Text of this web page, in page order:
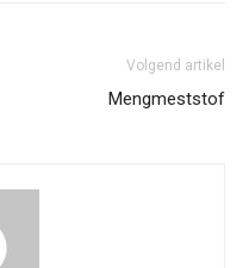
Volgend artikel
Mengmeststof